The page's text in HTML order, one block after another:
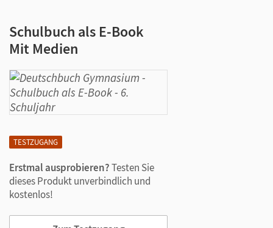
TESTZUGANG
Erstmal ausprobieren?Testen Sie
dieses Produkt unverbindlich und
kostenlos!
Schulbuch als E-Book
Mit Medien